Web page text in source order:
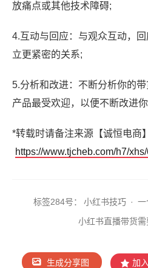
放痛点或其他技术障碍;
4.互动与回应：与观众互动，
立更紧密的关系;
5.分析和改进：不断分析你的
产品最受欢迎，以便不断改进
*转载时请备注来源【诚恒电商
https://www.tjcheb.com/h7/xhs/
标签284号： 小红书技巧 · 一
小红书直播带货
生成分享图 加